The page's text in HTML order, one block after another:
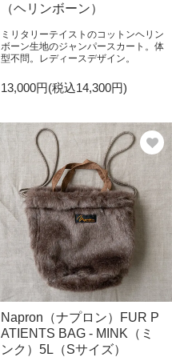
（ヘリンボーン）
ミリタリーテイストのコットンヘリン
ボーン生地のジャンパースカート。体
型不問。レディースデザイン。
13,000円(税込14,300円)
Napron（ナプロン）FUR P
ATIENTS BAG - MINK（ミ
ンク）5L（Sサイズ）